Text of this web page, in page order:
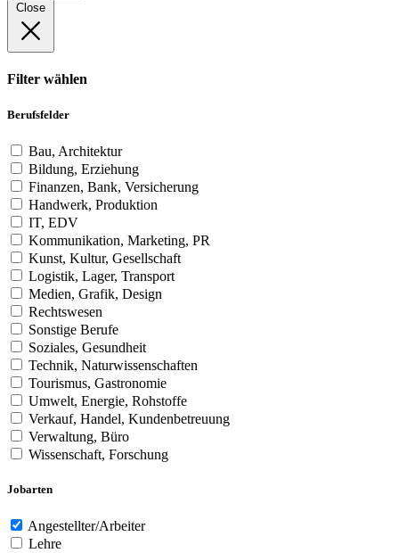
Close
Filter wählen
Berufsfelder
Bau, Architektur
Bildung, Erziehung
Finanzen, Bank, Versicherung
Handwerk, Produktion
IT, EDV
Kommunikation, Marketing, PR
Kunst, Kultur, Gesellschaft
Logistik, Lager, Transport
Medien, Grafik, Design
Rechtswesen
Sonstige Berufe
Soziales, Gesundheit
Technik, Naturwissenschaften
Tourismus, Gastronomie
Umwelt, Energie, Rohstoffe
Verkauf, Handel, Kundenbetreuung
Verwaltung, Büro
Wissenschaft, Forschung
Jobarten
Angestellter/Arbeiter
Lehre